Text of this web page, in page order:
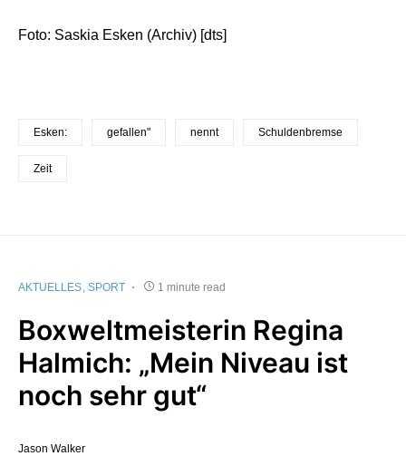
Foto: Saskia Esken (Archiv) [dts]
Esken: gefallen" nennt Schuldenbremse
Zeit
AKTUELLES SPORT 1 minute read
Boxweltmeisterin Regina
Halmich: „Mein Niveau ist
noch sehr gut“
Jason Walker